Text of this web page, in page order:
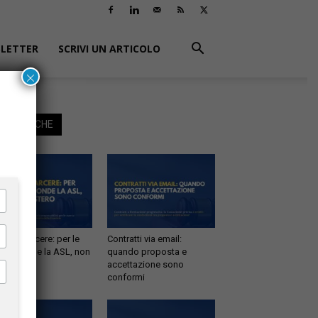
SCRIVI UN ARTICOLO
ANCHE
in carcere: per le
risponde la ASL, non
Contratti via email:
quando proposta e
accettazione sono
conformi
×